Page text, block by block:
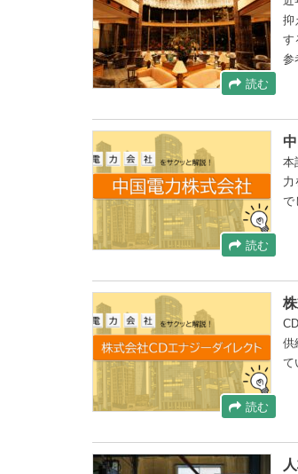
読む
抑
す
参
読む
本
力
で
読む
供
て